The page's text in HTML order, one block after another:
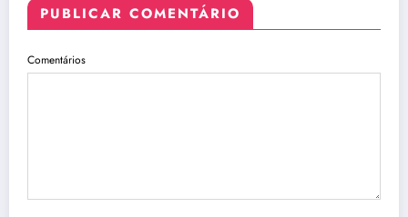
PUBLICAR COMENTÁRIO
Comentários